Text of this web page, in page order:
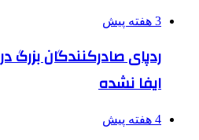
3 هفته پیش
ردپای صادرکنندگان بزرگ
ایفا نشده
4 هفته پیش